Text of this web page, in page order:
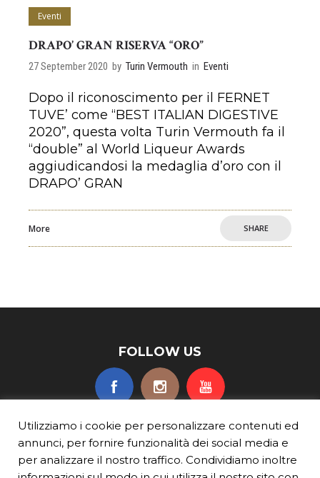
Eventi
DRAPO’ GRAN RISERVA “ORO”
27 September 2020 by Turin Vermouth in Eventi
Dopo il riconoscimento per il FERNET
TUVE’ come “BEST ITALIAN DIGESTIVE
2020”, questa volta Turin Vermouth fa il
“double” al World Liqueur Awards
aggiudicandosi la medaglia d’oro con il
DRAPO’ GRAN
More SHARE
FOLLOW US
Utilizziamo i cookie per personalizzare contenuti ed
annunci, per fornire funzionalità dei social media e
per analizzare il nostro traffico. Condividiamo inoltre